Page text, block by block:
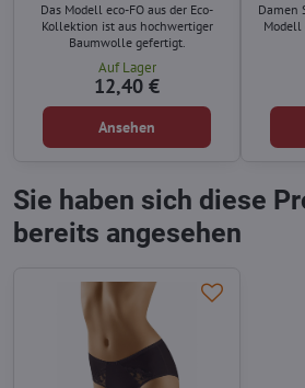
Das Modell eco-FO aus der Eco-
Kollektion ist aus hochwertiger
Baumwolle gefertigt.
Auf Lager
12,40 €
Ansehen
Damen
Modell
Sie haben sich diese
bereits angesehen